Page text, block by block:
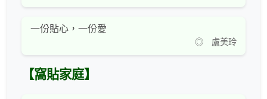
一份貼心，一份愛
◎ 盧美玲
【窩貼家庭】